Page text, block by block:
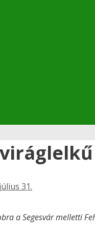
31.
a Segesvár melletti